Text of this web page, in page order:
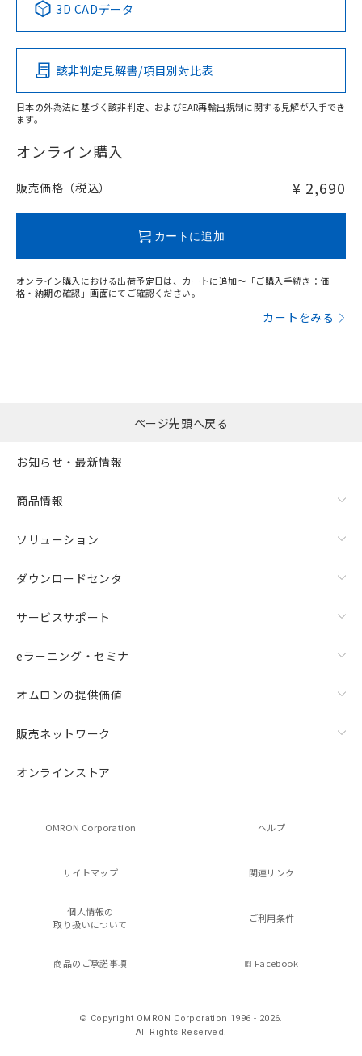
Pb Hg Cd Cr(VI)
O
在庫等で未対応品が混在する可能性があります。
問い合わせください。
3D CADデータ
該非判定見解書/項目別対比表
日本の外為法に基づく該非判定、およびEAR再輸出規制に関する見解が入手でき
ます。
オンライン購入
販売価格（税込） ¥ 2,690
カートに追加
オンライン購入における出荷予定日は、カートに追加～「ご購入手続き：価
格・納期の確認」画面にてご確認ください。
カートをみる
ページ先頭へ戻る
お知らせ・最新情報
商品情報
ソリューション
ダウンロードセンタ
サービスサポート
eラーニング・セミナ
オムロンの提供価値
販売ネットワーク
オンラインストア
OMRON Corporation ヘルプ
サイトマップ 関連リンク
個人情報の
取り扱いについて
ご利用条件
商品のご承諾事項 Facebook
© Copyright OMRON Corporation 1996 - 2026.
All Rights Reserved.